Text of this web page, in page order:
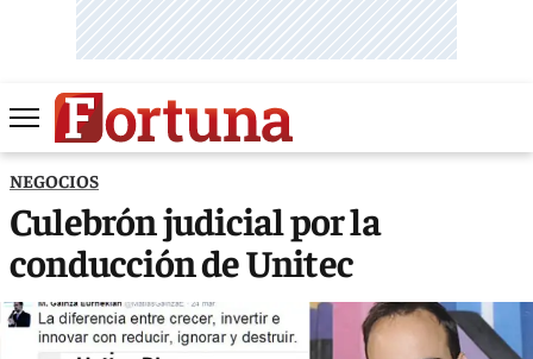
NEGOCIOS
Culebrón judicial por la
conducción de Unitec